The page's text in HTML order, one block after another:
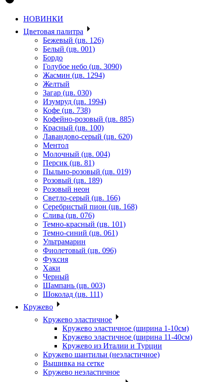
НОВИНКИ
Цветовая палитра
Бежевый (цв. 126)
Белый (цв. 001)
Бордо
Голубое небо (цв. 3090)
Жасмин (цв. 1294)
Желтый
Загар (цв. 030)
Изумруд (цв. 1994)
Кофе (цв. 738)
Кофейно-розовый (цв. 885)
Красный (цв. 100)
Лавандово-серый (цв. 620)
Ментол
Молочный (цв. 004)
Персик (цв. 81)
Пыльно-розовый (цв. 019)
Розовый (цв. 189)
Розовый неон
Светло-серый (цв. 166)
Серебристый пион (цв. 168)
Слива (цв. 076)
Темно-красный (цв. 101)
Темно-синий (цв. 061)
Ультрамарин
Фиолетовый (цв. 096)
Фуксия
Хаки
Черный
Шампань (цв. 003)
Шоколад (цв. 111)
Кружево
Кружево эластичное
Кружево эластичное (ширина 1-10см)
Кружево эластичное (ширина 11-40см)
Кружево из Италии и Турции
Кружево шантильи (неэластичное)
Вышивка на сетке
Кружево неэластичное